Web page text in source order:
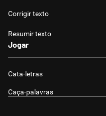
Corrigir texto
Resumir texto
Jogar
Cata-letras
Caça-palavras